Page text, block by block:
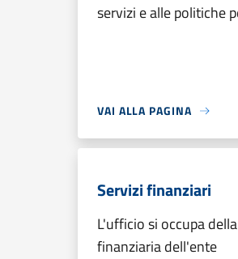
servizi e alle politiche
VAI ALLA PAGINA
Servizi finanziari
L'ufficio si occupa
finanziaria dell'ente